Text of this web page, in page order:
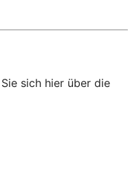
sich hier über die